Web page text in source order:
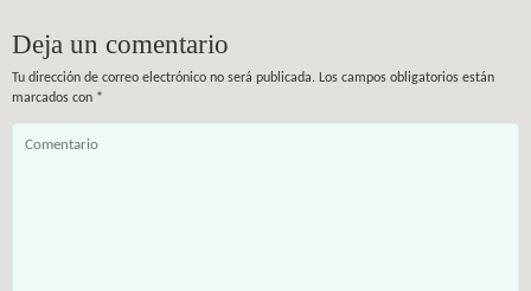
Deja un comentario
Tu dirección de correo electrónico no será publicada. Los campos obligatorios están
marcados con *